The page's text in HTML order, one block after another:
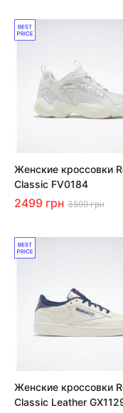
Женские кроссовки
Classic FV0184
2499 грн 3599 грн
Женские кроссовки
Classic Leather